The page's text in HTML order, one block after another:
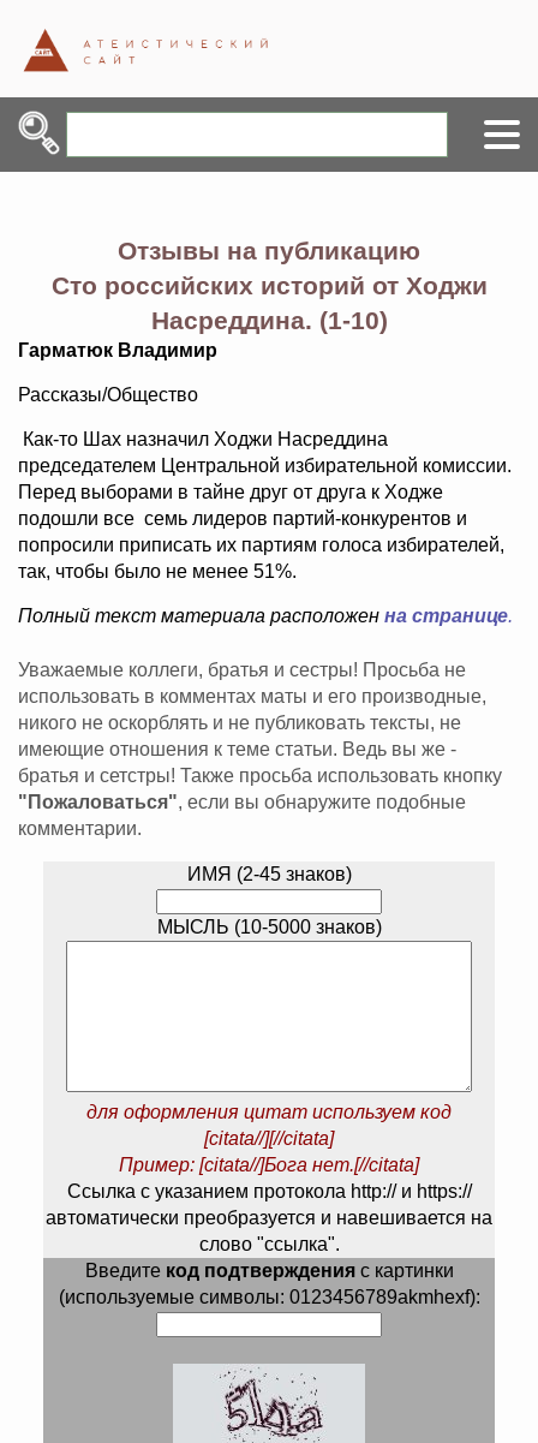
Отзывы на публикацию
Сто российских историй от Ходжи
Насреддина. (1-10)
Гарматюк Владимир
Рассказы/Общество
Как-то Шах назначил Ходжи Насреддина
председателем Центральной избирательной комиссии.
Перед выборами в тайне друг от друга к Ходже
подошли все семь лидеров партий-конкурентов и
попросили приписать их партиям голоса избирателей,
так, чтобы было не менее 51%.
Полный текст материала расположен на странице.
Уважаемые коллеги, братья и сестры! Просьба не
использовать в комментах маты и его производные,
никого не оскорблять и не публиковать тексты, не
имеющие отношения к теме статьи. Ведь вы же -
братья и сетстры! Также просьба использовать кнопку
"Пожаловаться", если вы обнаружите подобные
комментарии.
ИМЯ (2-45 знаков)
МЫСЛЬ (10-5000 знаков)
для оформления цитат используем код
[citata//][//citata]
Пример: [citata//]Бога нет.[//citata]
Ссылка с указанием протокола http:// и https://
автоматически преобразуется и навешивается на
слово "ссылка".
Введите код подтвержденияс картинки
(используемые символы: 0123456789akmhexf):